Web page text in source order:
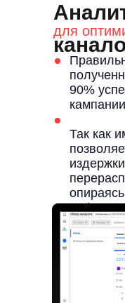
для
90%
Так как
цифры.